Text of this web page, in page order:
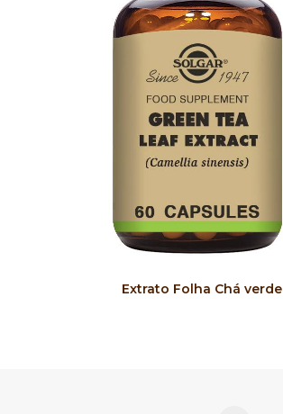
COMPRAR
Extrato Folha Chá verde